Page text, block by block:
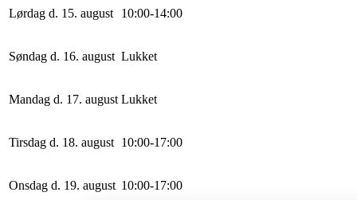
Lørdag d. 15. august 10:00-14:00
Søndag d. 16. august Lukket
Mandag d. 17. august Lukket
Tirsdag d. 18. august 10:00-17:00
Onsdag d. 19. august 10:00-17:00